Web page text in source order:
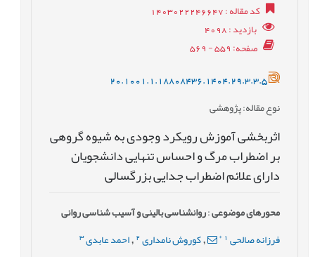
کد مقاله: 1403022246647
بازدید: 4098
صفحه: 559 - 569
20.1001.1.18808436.1404.29.3.3.5
نوع مقاله: پژوهشی
اثربخشی آموزش رویکرد وجودی به شیوه گروهی
بر اضطراب مرگ و احساس تنهایی دانشجویان
دارای علائم اضطراب جدایی بزرگسالی
محورهای موضوعی:روانشناسی بالینی و آسیب شناسی روانی
فرزانه صالحی *
,کوروش نامداری 2
, احمد عابدی 3